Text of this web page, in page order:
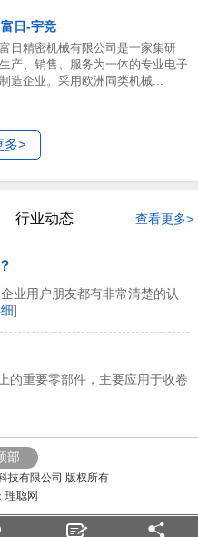
日-宇竞
日精密机械有限公司是一家集研
产、销售、服务为一体的专业电子
造企业。采用欧洲同类机械...
多>
行业动态 查看更多>
业用户朋友都有非常清楚的认
]
的重要零部件，主要应用于收卷
部
技有限公司 版权所有
理聪网